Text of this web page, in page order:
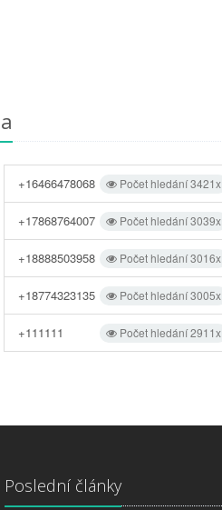
Počet hledání 3421x
+16466478068
Počet hledání 3039x
+17868764007
Počet hledání 3016x
+18888503958
Počet hledání 3005x
+18774323135
Počet hledání 2911x
+111111
Poslední články